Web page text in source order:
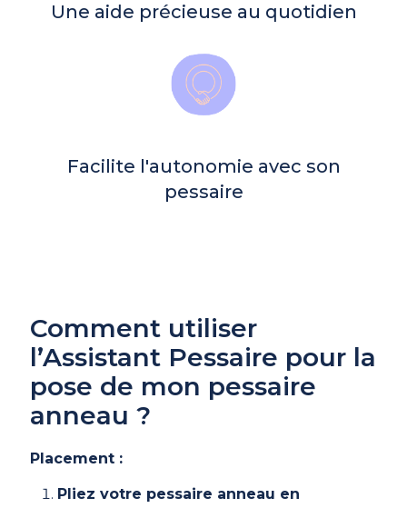
Une aide précieuse au quotidien
Facilite l'autonomie avec son
pessaire
Comment utiliser
l’Assistant Pessaire pour la
pose de mon pessaire
anneau ?
Placement :
Pliez votre pessaire anneau en